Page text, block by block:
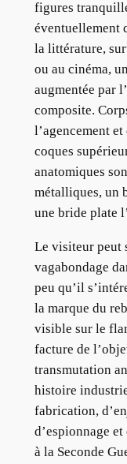
figures
éventuellement
la littérature,
ou au cinéma,
augmentée par
composite.
l’agencement
coques
anatomiques
métalliques, un
une bride plate
Le visiteur peut
vagabondage
peu qu’il
la marque du
visible sur le
facture de
transmutation
histoire
fabrication,
d’espionnage
à la Seconde